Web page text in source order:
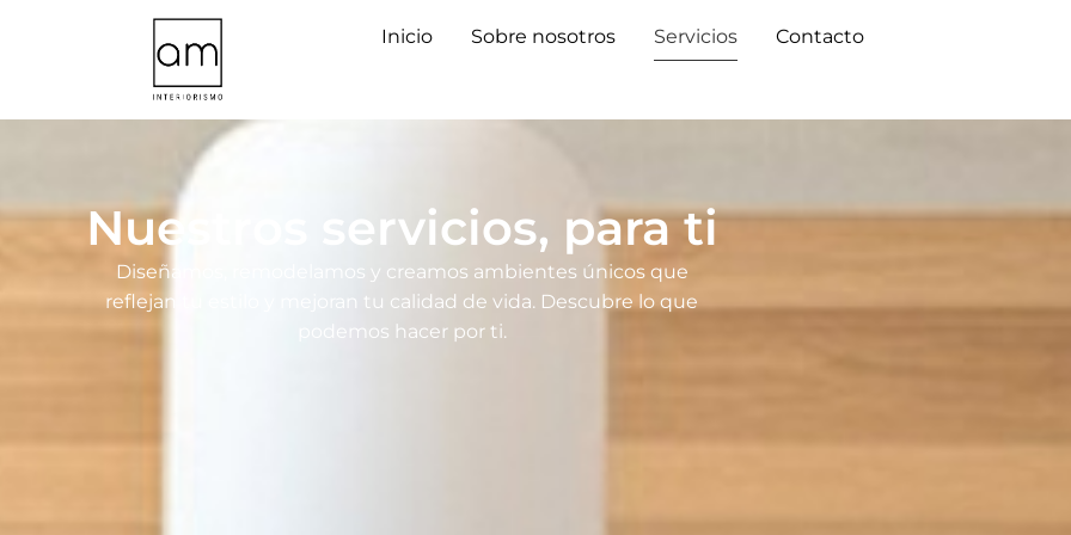
Inicio Sobre nosotros Servicios Contacto
Nuestros servicios, para ti
Diseñamos, remodelamos y creamos ambientes únicos que
reflejan tu estilo y mejoran tu calidad de vida. Descubre lo que
podemos hacer por ti.